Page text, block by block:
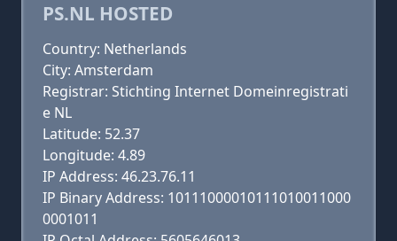
PS.NL HOSTED
Country: Netherlands
City: Amsterdam
Registrar: Stichting Internet Domeinregistrati
e NL
Latitude: 52.37
Longitude: 4.89
IP Address: 46.23.76.11
IP Binary Address: 10111000010111010011000
0001011